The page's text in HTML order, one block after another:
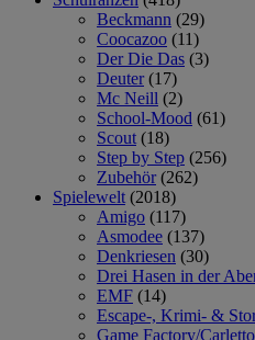
Beckmann (29)
Coocazoo (11)
Der Die Das (3)
Deuter (17)
Mc Neill (2)
School-Mood (61)
Scout (18)
Step by Step (256)
Zubehör (262)
Spielewelt (2018)
Amigo (117)
Asmodee (137)
Denkriesen (30)
Drei Hasen in der
EMF (14)
Escape-, Krimi- &
Game Factory/Carletto